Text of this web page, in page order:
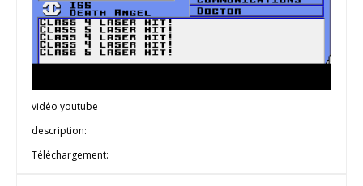
vidéo youtube
description:
Téléchargement: